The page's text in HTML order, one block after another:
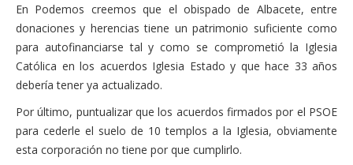
En Podemos creemos que el obispado de Albacete, entre
donaciones y herencias tiene un patrimonio suficiente como
para autofinanciarse tal y como se comprometió la Iglesia
Católica en los acuerdos Iglesia Estado y que hace 33 años
debería tener ya actualizado.
Por último, puntualizar que los acuerdos firmados por el PSOE
para cederle el suelo de 10 templos a la Iglesia, obviamente
esta corporación no tiene por que cumplirlo.